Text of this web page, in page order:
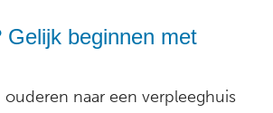
Gelijk beginnen met
naar een verpleeghuis